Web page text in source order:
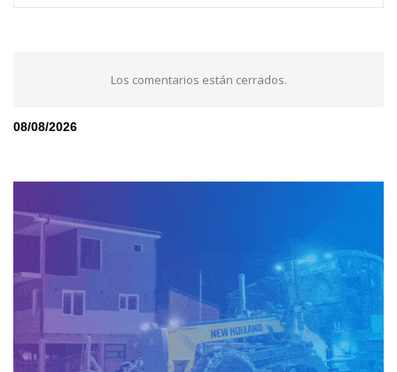
Los comentarios están cerrados.
08/08/2026